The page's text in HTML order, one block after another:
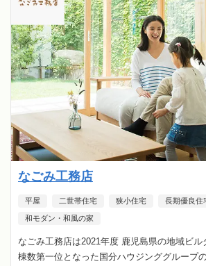
なごみ工務店
平屋 二世帯住宅 狭小住宅 長期優良住
和モダン・和風の家
なごみ工務店は2021年度 鹿児島県の地域ビ
棟数第一位となった国分ハウジンググループ